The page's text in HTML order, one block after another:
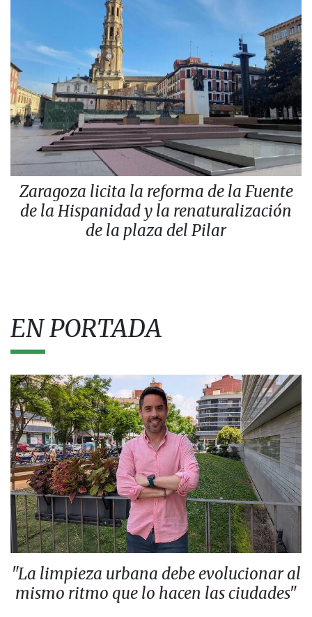
Zaragoza licita la reforma de la Fuente
de la Hispanidad y la renaturalización
de la plaza del Pilar
EN PORTADA
"La limpieza urbana debe evolucionar al
mismo ritmo que lo hacen las ciudades"